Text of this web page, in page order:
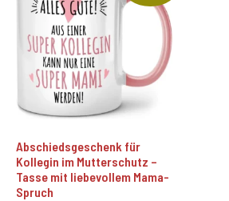
Abschiedsgeschenk für
Kollegin im Mutterschutz –
Tasse mit liebevollem Mama-
Spruch